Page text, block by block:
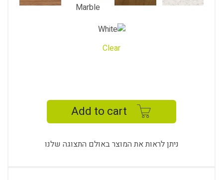
Clear
Add to cart
ניתן לראות את המוצר באולם התצוגה שלנו